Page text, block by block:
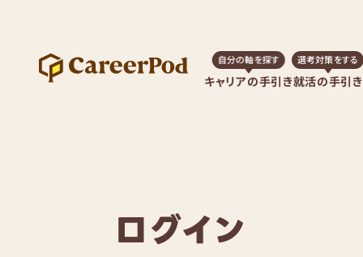
キャリアの手引き
自分の軸を探す
就活の手引き
選考対策をする
ログイン